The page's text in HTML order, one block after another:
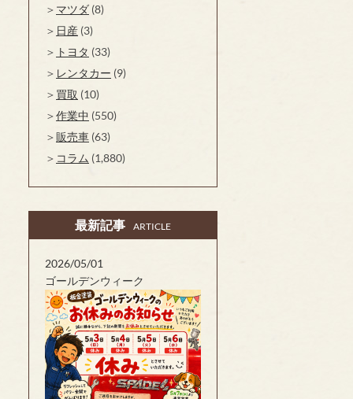
マツダ (8)
日産 (3)
トヨタ (33)
レンタカー (9)
買取 (10)
作業中 (550)
販売車 (63)
コラム (1,880)
最新記事 ARTICLE
2026/05/01
ゴールデンウィーク